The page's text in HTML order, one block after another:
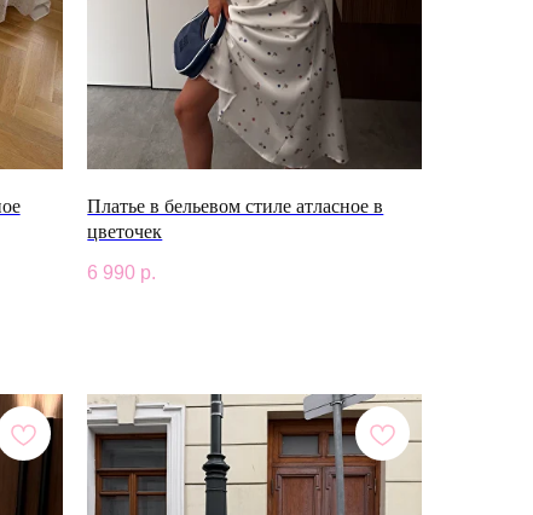
Платье в бельевом стиле атласное в
цветочек
6 990 р.